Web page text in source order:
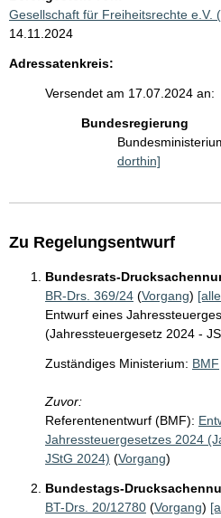
Gesellschaft für Freiheitsrechte e.V.
14.11.2024
Adressatenkreis:
Versendet am 17.07.2024 an:
Bundesregierung
dorthin]
Zu Regelungsentwurf
Bundesrats-
BR-Drs. 369/24 (Vorgang)
Entwurf eines
(Jahressteuergesetz 2024 -
Zuständiges Ministerium: BMF
Zuvor:
Referentenentwurf (BMF):
Jahressteuergesetzes 2024
JStG 2024) (Vorgang)
Bundestags-
BT-Drs. 20/12780 (Vorgang)